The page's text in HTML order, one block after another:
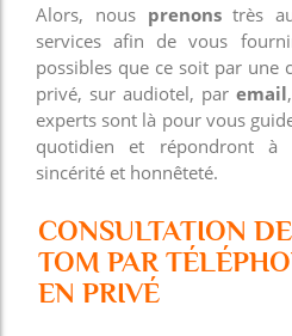
Alors, nous prenonstrès
services afin de vous
possibles que ce soit par une
privé, sur audiotel, par email
experts sont là pour vous
quotidien et répondront à
sincérité et honnêteté.
CONSULTATION
TOM PAR
EN PRIVÉ